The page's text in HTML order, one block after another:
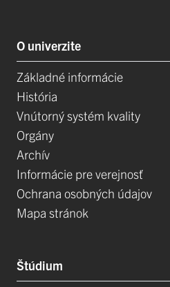
O univerzite
Základné informácie
História
Vnútorný systém kvality
Orgány
Archív
Informácie pre verejnosť
Ochrana osobných údajov
Mapa stránok
Štúdium